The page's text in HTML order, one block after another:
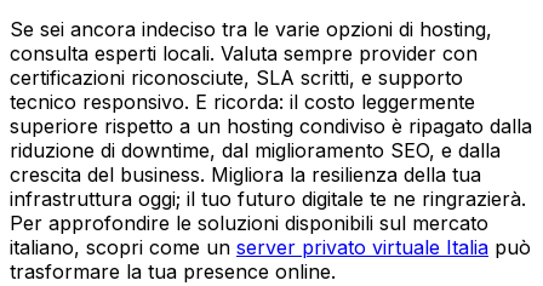
Se sei ancora indeciso tra le varie opzioni di hosting,
consulta esperti locali. Valuta sempre provider con
certificazioni riconosciute, SLA scritti, e supporto
tecnico responsivo. E ricorda: il costo leggermente
superiore rispetto a un hosting condiviso è ripagato dalla
riduzione di downtime, dal miglioramento SEO, e dalla
crescita del business. Migliora la resilienza della tua
infrastruttura oggi; il tuo futuro digitale te ne ringrazierà.
Per approfondire le soluzioni disponibili sul mercato
italiano, scopri come un server privato virtuale Italia può
trasformare la tua presence online.